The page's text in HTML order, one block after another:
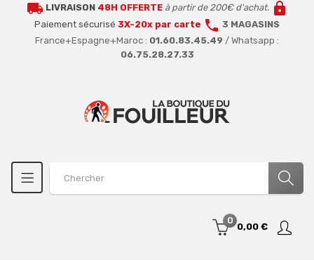
local_shipping LIVRAISON 48H OFFERTE à partir de 200€ d'achat. lock
Paiement sécurisé 3X-20x par carte call 3 MAGASINS
France+Espagne+Maroc : 01.60.83.45.49 / Whatsapp :
06.75.28.27.33
0
0,00 €